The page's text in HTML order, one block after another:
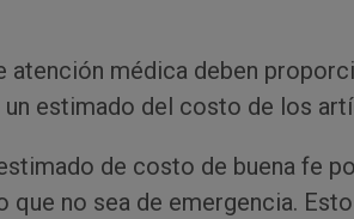
atención médica deben
estimado del costo de los
de costo de buena fe
no sea de emergencia.